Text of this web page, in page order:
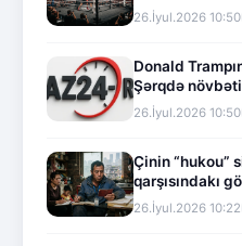
26.İyul.2026 10:50
Donald
Şərqdə
26.İyul.2026 10:50
Çinin “hukou”
qarşısındakı
26.İyul.2026 10:22